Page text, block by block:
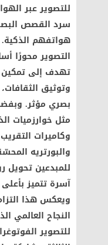
للتصوير عبر
سرد القصص
التصوير محورًا
تهدف إلى تمكين
وتوثيق
بصري مؤثر.
مثل خوارزميات
وكاميرات
للمبدعين تحويل
آسرة تتميز
للتصوير